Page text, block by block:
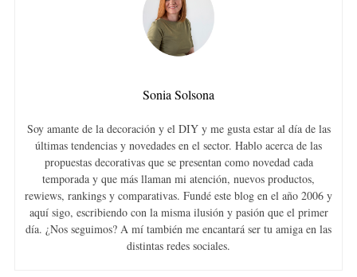
Sonia Solsona
Soy amante de la decoración y el DIY y me gusta estar al día de las
últimas tendencias y novedades en el sector. Hablo acerca de las
propuestas decorativas que se presentan como novedad cada
temporada y que más llaman mi atención, nuevos productos,
rewiews, rankings y comparativas. Fundé este blog en el año 2006 y
aquí sigo, escribiendo con la misma ilusión y pasión que el primer
día. ¿Nos seguimos? A mí también me encantará ser tu amiga en las
distintas redes sociales.